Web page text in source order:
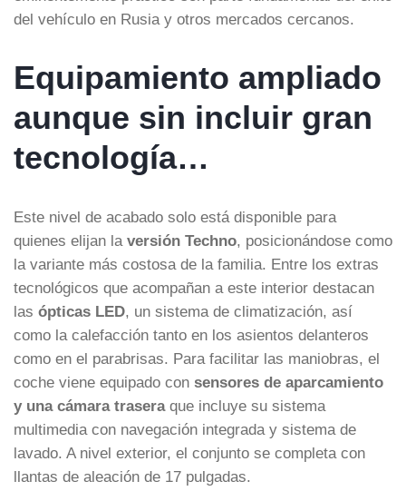
del vehículo en Rusia y otros mercados cercanos.
Equipamiento ampliado
aunque sin incluir gran
tecnología…
Este nivel de acabado solo está disponible para
quienes elijan la versión Techno, posicionándose como
la variante más costosa de la familia. Entre los extras
tecnológicos que acompañan a este interior destacan
las ópticas LED, un sistema de climatización, así
como la calefacción tanto en los asientos delanteros
como en el parabrisas. Para facilitar las maniobras, el
coche viene equipado con sensores de aparcamiento
y una cámara traseraque incluye su sistema
multimedia con navegación integrada y sistema de
lavado. A nivel exterior, el conjunto se completa con
llantas de aleación de 17 pulgadas.